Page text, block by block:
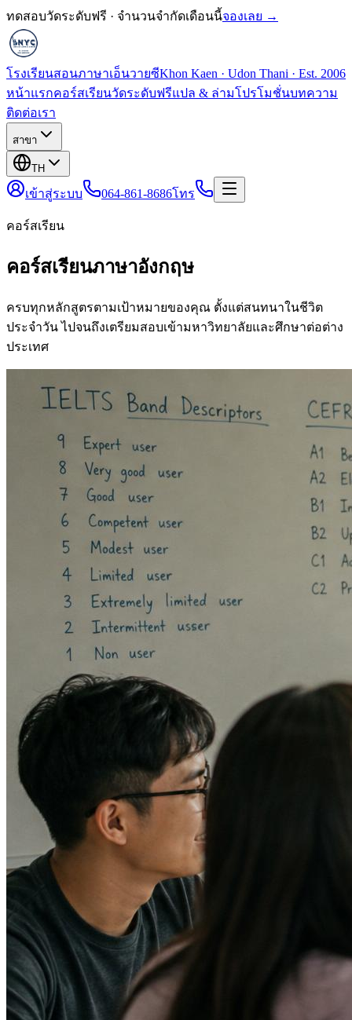
ทดสอบวัดระดับฟรี · จำนวนจำกัดเดือนนี้จองเลย →
โรงเรียนสอนภาษาเอ็นวายซีKhon Kaen · Udon Thani · Est. 2006
หน้าแรกคอร์สเรียนวัดระดับฟรีแปล & ล่ามโปรโมชั่นบทความ
ติดต่อเรา
สาขา
TH
เข้าสู่ระบบ 064-861-8686โทร
คอร์สเรียน
คอร์สเรียนภาษาอังกฤษ
ครบทุกหลักสูตรตามเป้าหมายของคุณ ตั้งแต่สนทนาในชีวิต
ประจำวัน ไปจนถึงเตรียมสอบเข้ามหาวิทยาลัยและศึกษาต่อต่าง
ประเทศ